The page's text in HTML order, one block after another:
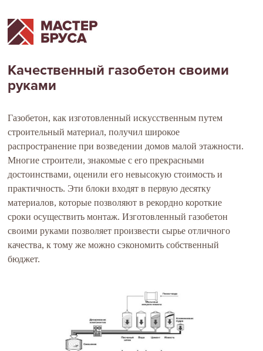
Качественный газобетон своими
руками
Газобетон, как изготовленный искусственным путем
строительный материал, получил широкое
распространение при возведении домов малой этажности.
Многие строители, знакомые с его прекрасными
достоинствами, оценили его невысокую стоимость и
практичность. Эти блоки входят в первую десятку
материалов, которые позволяют в рекордно короткие
сроки осуществить монтаж. Изготовленный газобетон
своими руками позволяет произвести сырье отличного
качества, к тому же можно сэкономить собственный
бюджет.